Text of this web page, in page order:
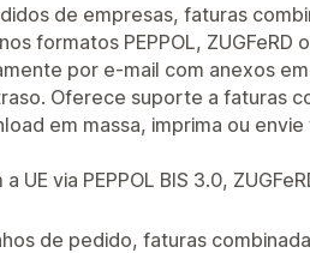
de empresas, faturas
formatos PEPPOL, ZUGFeRD
por e-mail com anexos em
Oferece suporte a faturas
em massa, imprima ou
via PEPPOL BIS 3.0,
de pedido, faturas